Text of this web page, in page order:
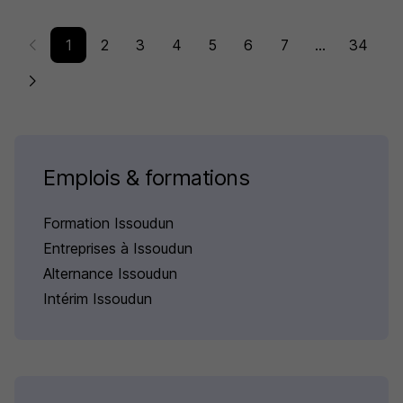
1 2 3 4 5 6 7 ... 34
Emplois & formations
Formation Issoudun
Entreprises à Issoudun
Alternance Issoudun
Intérim Issoudun